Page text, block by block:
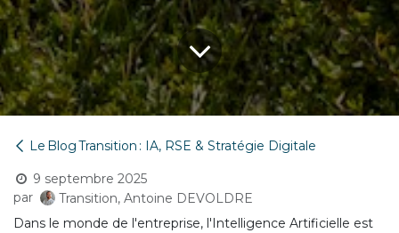
Le Blog Transition : IA, RSE & Stratégie Digitale
9 septembre 2025
par
Transition, Antoine DEVOLDRE
Dans le monde de l'entreprise, l'Intelligence Artificielle est